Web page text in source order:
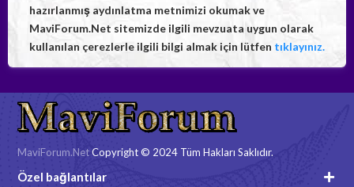
hazırlanmış aydınlatma metnimizi okumak ve
MaviForum.Net sitemizde ilgili mevzuata uygun olarak
kullanılan çerezlerle ilgili bilgi almak için lütfen tıklayınız.
MaviForum.NetCopyright © 2024 Tüm Hakları Saklıdır.
Özel bağlantılar